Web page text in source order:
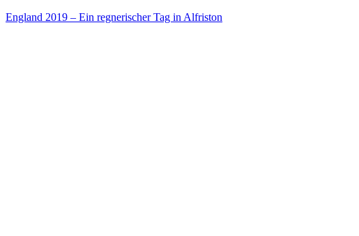
England 2019 – Ein regnerischer Tag in Alfriston